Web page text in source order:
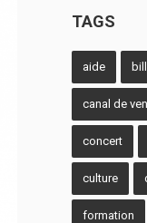
TAGS
aide
canal de
concert
culture
formation